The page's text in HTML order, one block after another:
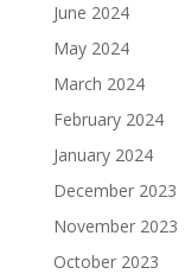
June 2024
May 2024
March 2024
February 2024
January 2024
December 2023
November 2023
October 2023